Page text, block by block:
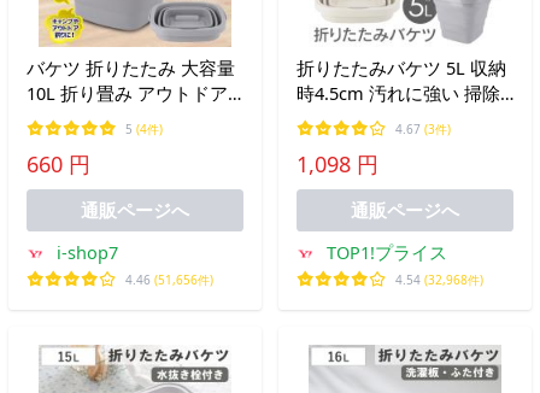
バケツ 折りたたみ 大容量
10L 折り畳み アウトドア
キャンプ 洗車 ガーデニン
グ 掃除 釣り シリコン 桶
丈夫 軽量 持ち運び コンパ
クト収納 80S◇ 10Lバケツ
5 (4件)
660 円
通販ページへ
i-shop7
4.46 (51,656件)
折りたたみバケツ 5L 収納
時4.5cm 汚れに強い 掃除
道具 洗車 折り畳みバケツ
伸縮 桶 防災グッズ おしゃ
れ コンパクト収納 バケツ
送料無料- 60N◇ 5Lバケツ
4.67 (3件)
1,098 円
通販ページへ
TOP1!プライス
4.54 (32,968件)